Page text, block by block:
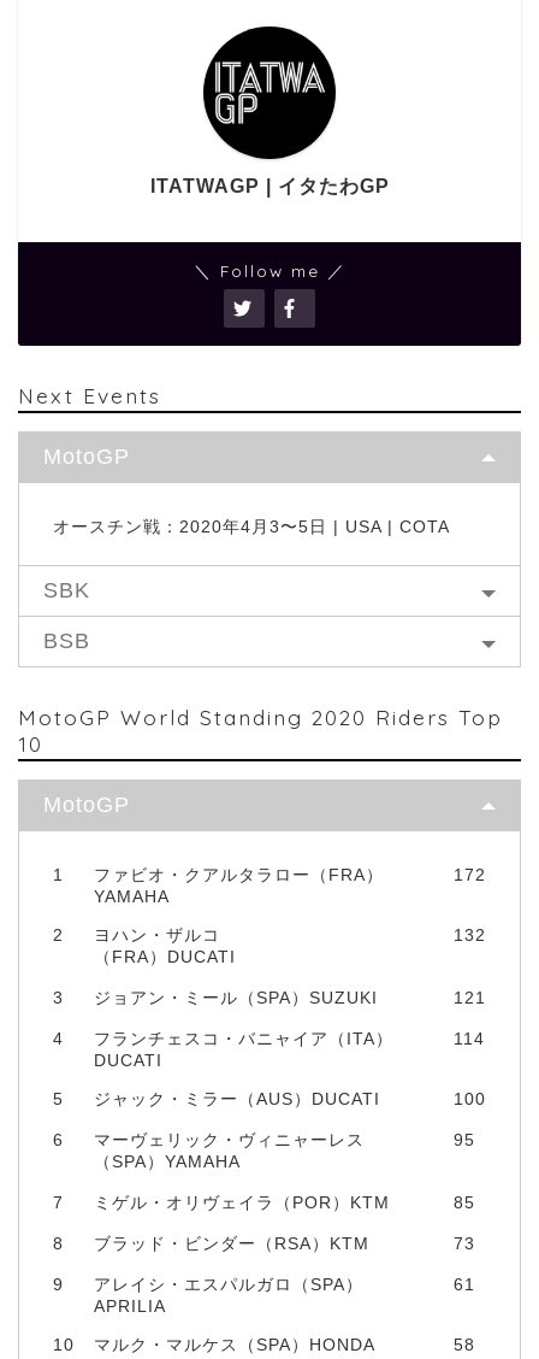
ITATWAGP | イタたわGP
＼ Follow me ／
Next Events
MotoGP
オースチン戦：2020年4月3〜5日 | USA | COTA
SBK
BSB
MotoGP World Standing 2020 Riders Top
10
MotoGP
1
ファビオ・クアルタラロー（FRA）
YAMAHA
172
2
ヨハン・ザルコ
（FRA）DUCATI
132
3 ジョアン・ミール（SPA）SUZUKI 121
4
フランチェスコ・バニャイア（ITA）
DUCATI
114
5 ジャック・ミラー（AUS）DUCATI 100
6
マーヴェリック・ヴィニャーレス
（SPA）YAMAHA
95
7 ミゲル・オリヴェイラ（POR）KTM 85
8 ブラッド・ビンダー（RSA）KTM 73
9
アレイシ・エスパルガロ（SPA）
APRILIA
61
10 マルク・マルケス（SPA）HONDA 58